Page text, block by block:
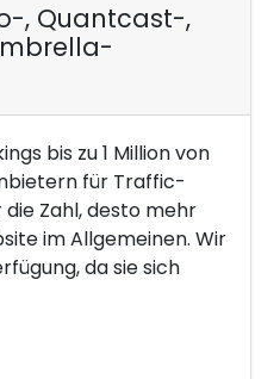
, Quantcast-,
bis zu 1 Million von
für Traffic-
die Zahl, desto mehr
im Allgemeinen. Wir
da sie sich